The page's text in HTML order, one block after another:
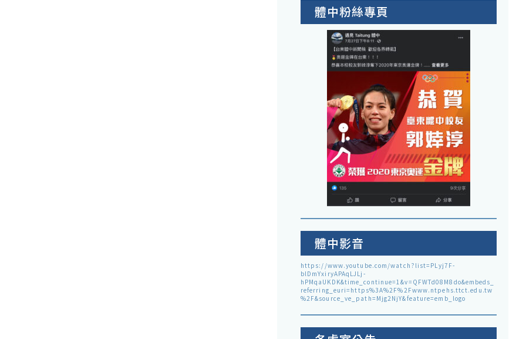
體中粉絲專頁
體中影音
https://www.youtube.com/watch?list=PLyj7F-
blDmYxiryAPAqLJLj-
hPMqaUKDK&time_continue=1&v=QFWTd08M8do&embeds_
referring_euri=https%3A%2F%2Fwww.ntpehs.ttct.edu.tw
%2F&source_ve_path=Mjg2NjY&feature=emb_logo